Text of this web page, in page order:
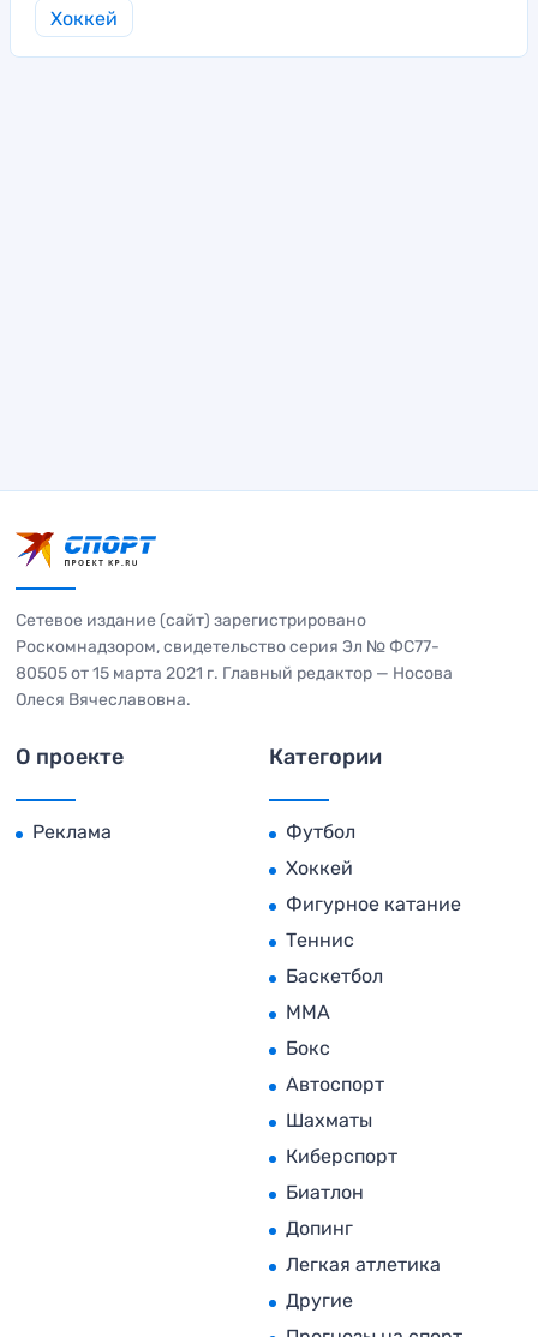
Хоккей
Сетевое издание (сайт) зарегистрировано
Роскомнадзором, свидетельство серия Эл № ФС77-
80505 от 15 марта 2021 г. Главный редактор — Носова
Олеся Вячеславовна.
О проекте
Реклама
Категории
Футбол
Хоккей
Фигурное катание
Теннис
Баскетбол
MMA
Бокс
Автоспорт
Шахматы
Киберспорт
Биатлон
Допинг
Легкая атлетика
Другие